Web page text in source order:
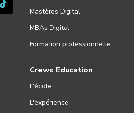
Mastères Digital
MBAs Digital
Formation professionnelle
Crews Education
L'école
L'expérience